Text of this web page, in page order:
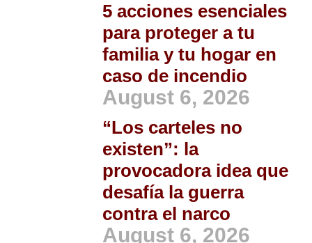
5 acciones esenciales
para proteger a tu
familia y tu hogar en
caso de incendio
August 6, 2026
“Los carteles no
existen”: la
provocadora idea que
desafía la guerra
contra el narco
August 6, 2026